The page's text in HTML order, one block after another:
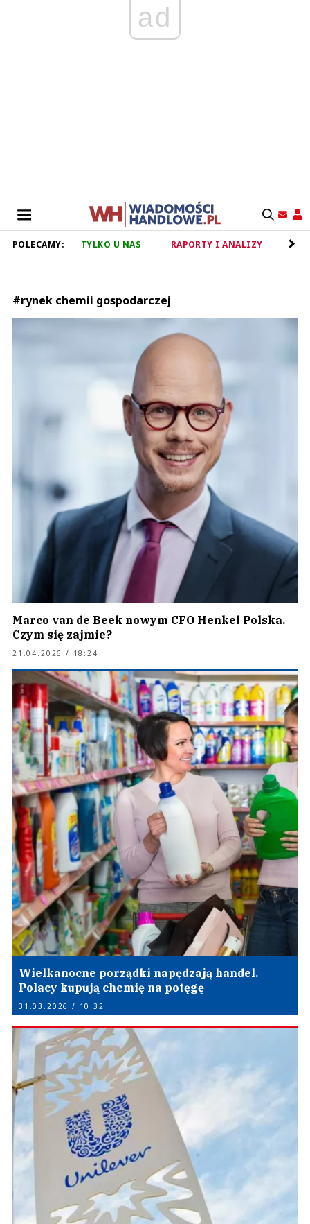
ad
POLECAMY: TYLKO U NAS RAPORTY I ANALIZY
#rynek chemii gospodarczej
Marco van de Beek nowym CFO Henkel Polska.
Czym się zajmie?
21.04.2026 / 18:24
Wielkanocne porządki napędzają handel.
Polacy kupują chemię na potęgę
31.03.2026 / 10:32